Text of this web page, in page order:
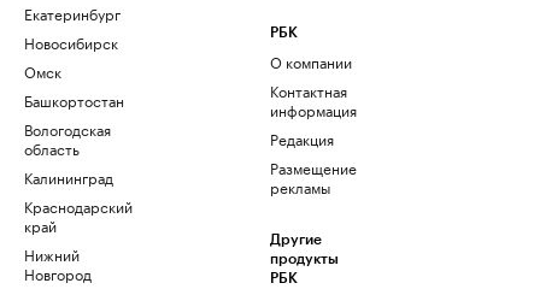
Екатеринбург
Новосибирск
Омск
Башкортостан
Вологодская
область
Калининград
Краснодарский
край
Нижний
Новгород
РБК
О компании
Контактная
информация
Редакция
Размещение
рекламы
Другие
продукты
РБК